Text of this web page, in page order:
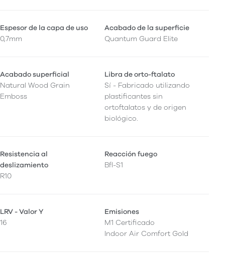
Espesor de la capa de uso
0,7mm
Acabado de la superficie
Quantum Guard Elite
Acabado superficial
Natural Wood Grain
Emboss
Libra de orto-ftalato
Sí - Fabricado utilizando
plastificantes sin
ortoftalatos y de origen
biológico.
Resistencia al
deslizamiento
R10
Reacción fuego
Bfl-S1
LRV - Valor Y
16
Emisiones
M1 Certificado
Indoor Air Comfort Gold